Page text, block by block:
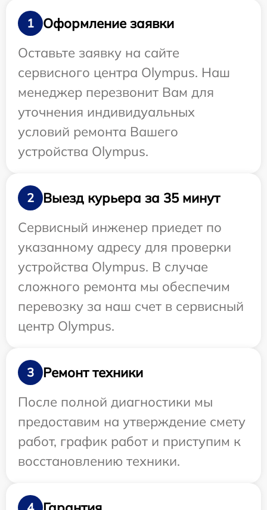
1
Оформление заявки
Оставьте заявку на сайте
сервисного центра Olympus. Наш
менеджер перезвонит Вам для
уточнения индивидуальных
условий ремонта Вашего
устройства Olympus.
2
Выезд курьера за 35 минут
Сервисный инженер приедет по
указанному адресу для проверки
устройства Olympus. В случае
сложного ремонта мы обеспечим
перевозку за наш счет в сервисный
центр Olympus.
3
Ремонт техники
После полной диагностики мы
предоставим на утверждение смету
работ, график работ и приступим к
восстановлению техники.